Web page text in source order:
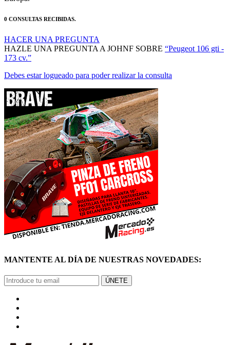
HAZLE UNA PREGUNTA A JOHNF SOBRE
173 cv.”
Debes estar logueado para poder realizar la consulta